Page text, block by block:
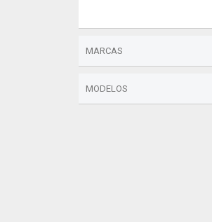
MARCAS
MODELOS